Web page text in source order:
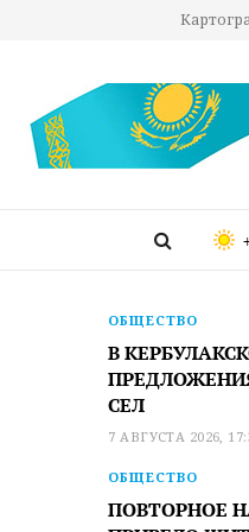
ОБЩЕСТВО
В
СЕЛ
7 АВГУСТА 2026,
ОБЩЕСТВО
ПОВТОРНОЕ